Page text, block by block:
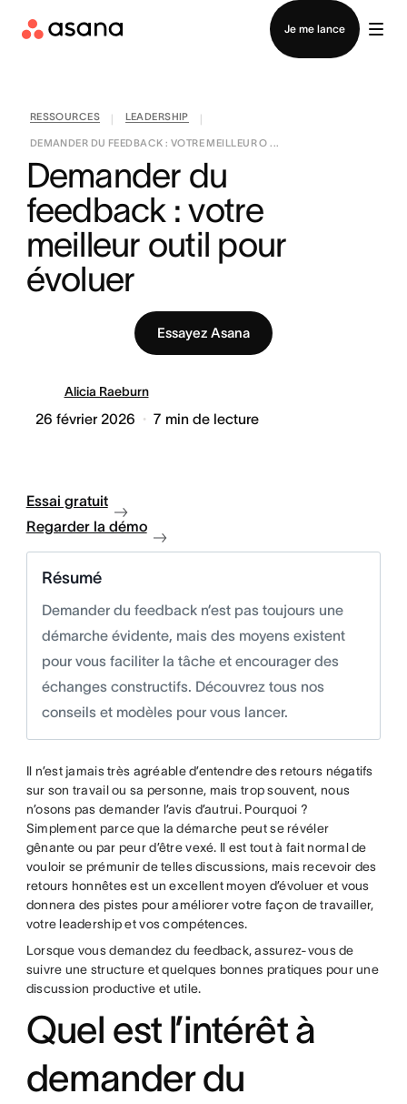
Je me lance
Contacter le service commercial
RESSOURCES LEADERSHIP
DEMANDER DU FEEDBACK : VOTRE MEILLEUR O ...
Demander du
feedback : votre
meilleur outil pour
évoluer
Essayez Asana
Alicia Raeburn
26 février 2026 7 min de lecture
Essai gratuit
Regarder la démo
Résumé
Demander du feedback n’est pas toujours une
démarche évidente, mais des moyens existent
pour vous faciliter la tâche et encourager des
échanges constructifs. Découvrez tous nos
conseils et modèles pour vous lancer.
Il n’est jamais très agréable d’entendre des retours négatifs
sur son travail ou sa personne, mais trop souvent, nous
n’osons pas demander l’avis d’autrui. Pourquoi ?
Simplement parce que la démarche peut se révéler
gênante ou par peur d’être vexé. Il est tout à fait normal de
vouloir se prémunir de telles discussions, mais recevoir des
retours honnêtes est un excellent moyen d’évoluer et vous
donnera des pistes pour améliorer votre façon de travailler,
votre leadership et vos compétences.
Lorsque vous demandez du feedback, assurez-vous de
suivre une structure et quelques bonnes pratiques pour une
discussion productive et utile.
Quel est l’intérêt à
demander du